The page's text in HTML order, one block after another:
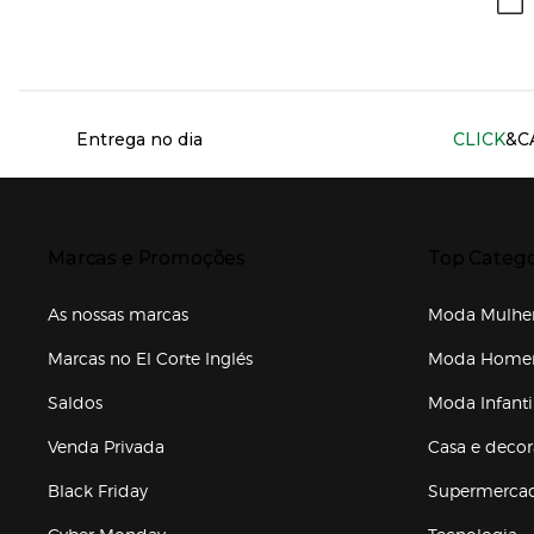
Entrega no dia CLICK
As nossas marcas
Marcas no El Corte Inglés
Saldos
Venda Privada
Black Friday
Moda
Moda
Moda
Casa e